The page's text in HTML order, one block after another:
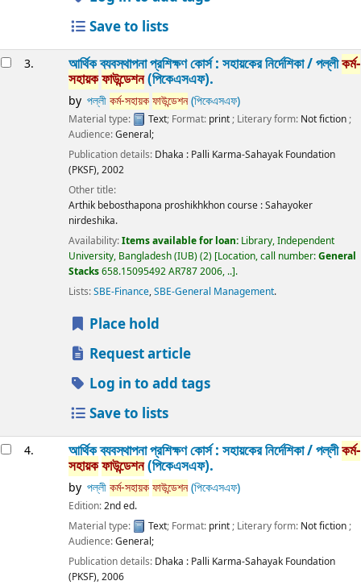
Save to lists
3. আর্থিক ব্যবস্থাপনা প্রশিক্ষণ কোর্স : সহায়কের নির্দেশিকা /পল্লীকর্ম-
সহায়কফাউন্ডেশন(পিকেএসএফ).
by পল্লীকর্ম-সহায়কফাউন্ডেশন(পিকেএসএফ)
Material type: Text; Format: print; Literary form: Not fiction;
Audience:General;
Publication details: Dhaka : Palli Karma-Sahayak Foundation
(PKSF),2002
Other title:
Arthik bebosthapona proshikhkhon course : Sahayoker
nirdeshika.
Availability:Items available for loan: Library, Independent
University, Bangladesh (IUB)(2) Location, call number:General
Stacks658.15095492 AR787 2006, .. .
Lists:SBE-Finance,SBE-General Management.
Place hold
Request article
Log in to add tags
Save to lists
4. আর্থিক ব্যবস্থাপনা প্রশিক্ষণ কোর্স : সহায়কের নির্দেশিকা /পল্লীকর্ম-
সহায়কফাউন্ডেশন(পিকেএসএফ).
by পল্লীকর্ম-সহায়কফাউন্ডেশন(পিকেএসএফ)
Edition:2nd ed.
Material type:
Text; Format: print; Literary form: Not fiction;
Audience:General;
Publication details: Dhaka : Palli Karma-Sahayak Foundation
(PKSF),2006